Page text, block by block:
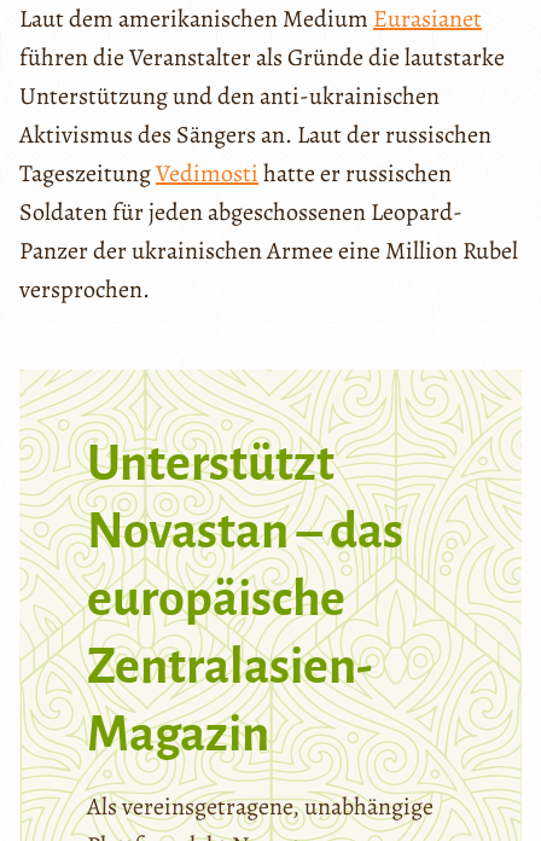
Laut dem amerikanischen Medium Eurasianet
führen die Veranstalter als Gründe die lautstarke
Unterstützung und den anti-ukrainischen
Aktivismus des Sängers an. Laut der russischen
TageszeitungVedimostihatte er russischen
Soldaten für jeden abgeschossenen Leopard-
Panzer der ukrainischen Armee eine Million Rubel
versprochen.
Unterstützt
Novastan – das
europäische
Zentralasien-
Magazin
Als vereinsgetragene, unabhängige